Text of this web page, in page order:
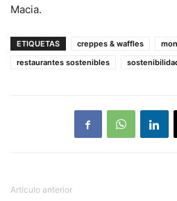
Macia.
ETIQUETAS creppes & waffles
restaurantes sostenibles
Artículo anterior